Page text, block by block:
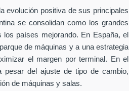
evolución positiva de sus principales
se consolidan como los grandes
países mejorando. En España, el
de máquinas y a una estrategia
el margen por terminal. En el
pesar del ajuste de tipo de cambio,
de máquinas y salas.